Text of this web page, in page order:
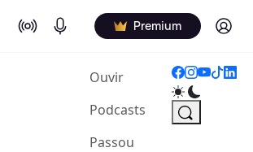
On Air Podcasts Premium Log in
Ouvir(current)
Podcasts
Passou